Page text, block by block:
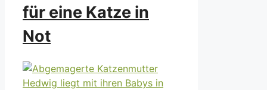
für eine Katze in
Not